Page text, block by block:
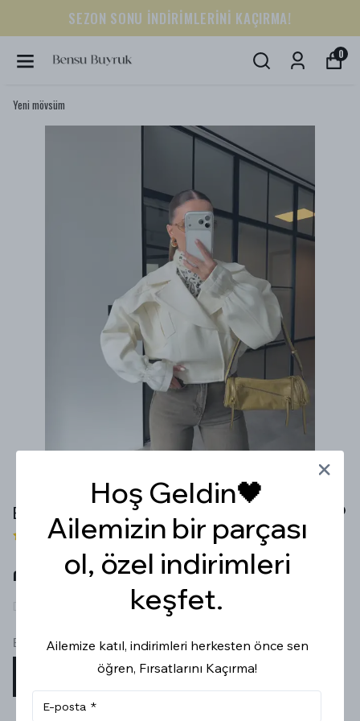
SUMMER COLLECTION
0
Yeni mövsüm
EKRU BELİ LASTİKLİ BOMBER CEKET
3 değerlendirme
₼ 121.99
Beden
L
Hoş Geldin🖤
Ailemizin bir parçası
ol, özel indirimleri
keşfet.
Ailemize katıl, indirimleri herkesten önce sen
öğren, Fırsatlarını Kaçırma!